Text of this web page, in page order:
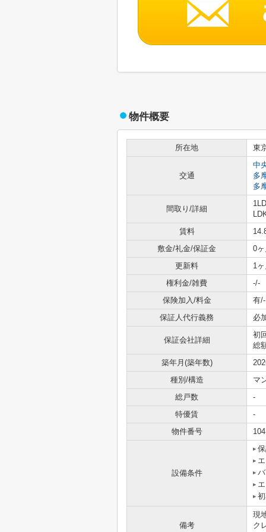
物件概要
所在地 東
交通
中
多
多
間取り/詳細
賃料
敷金/礼金/保証金
0
更新料
1
権利金/雑費
-/-
保険加入/料金
有/-
保証人代行義務
必
保証会社詳細
初
総
築年月(築年数)
種別/構造
マ
総戸数
-
特優賃
-
物件番号
設備条件
備考
現
ク